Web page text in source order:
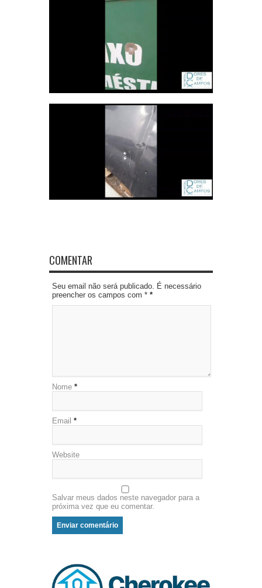
COMENTAR
Seu email não será publicado. É necessário
preencher os campos com * *
Nome *
Email *
Website
Salvar meus dados neste navegador para a
próxima vez que eu comentar.